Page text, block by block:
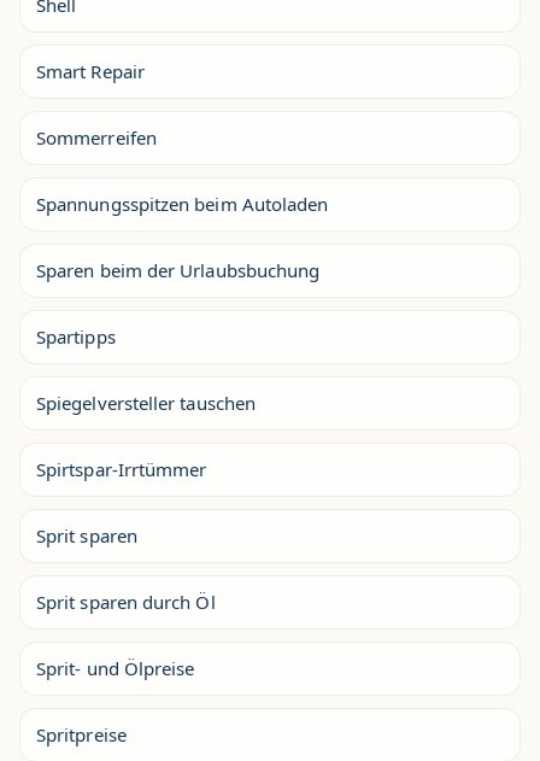
Shell
Smart Repair
Sommerreifen
Spannungsspitzen beim Autoladen
Sparen beim der Urlaubsbuchung
Spartipps
Spiegelversteller tauschen
Spirtspar-Irrtümmer
Sprit sparen
Sprit sparen durch Öl
Sprit- und Ölpreise
Spritpreise